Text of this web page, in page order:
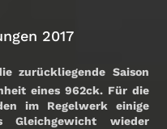
2017
zurückliegende Saison
eines 962ck. Für die
im Regelwerk einige
Gleichgewicht wieder